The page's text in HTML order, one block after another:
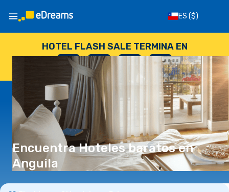
ES ($)
HOTEL FLASH SALE TERMINA EN
--
DÍAS
: --
HORAS
: --
SEGUNDOS
Encuentra Hoteles baratos en
Anguila